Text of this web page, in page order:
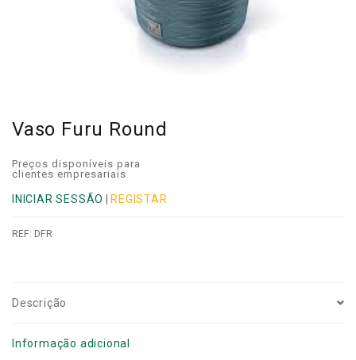
Vaso Furu Round
Preços disponíveis para
clientes empresariais
INICIAR SESSÃO REGISTAR
REF: DFR
Descrição
Informação adicional